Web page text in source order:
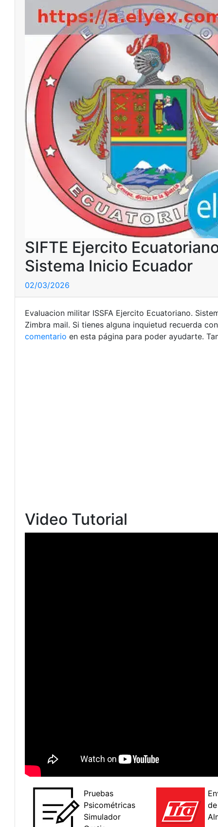
SIFTE Ejercito
Sistema Inicio Ecuador
02/03/2026
Evaluacion militar ISSFA Ejercito Ecuatoriano.
Zimbra mail. Si tienes alguna inquietud recuerda
comentario en esta página para poder ayudarte.
Video Tutorial